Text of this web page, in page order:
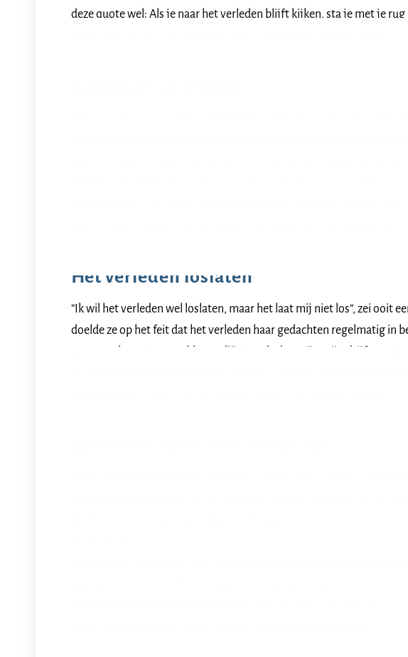
deze quote wel: Als je naar het verleden blijft kijken, sta je met je
Het verleden loslaten
”Ik wil het verleden wel loslaten, maar het laat mij niet los”, zei ooit
doelde ze op het feit dat het verleden haar gedachten regelmatig in